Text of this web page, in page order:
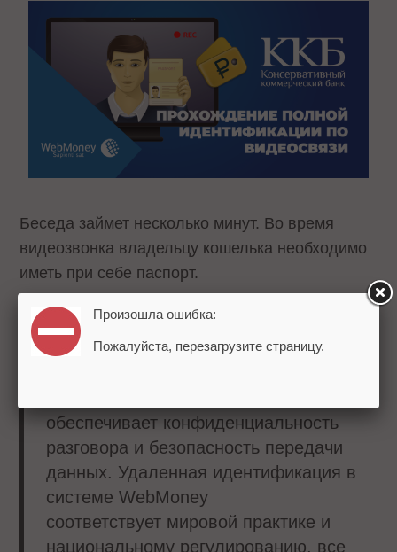
Беседа займет несколько минут. Во время
видеозвонка владельцу кошелька необходимо
иметь при себе паспорт.
В ходе видеозвонка обязательно
должны быть четко видны лицо и плечи
обеспечивает конфиденциальность
разговора и безопасность передачи
данных. Удаленная идентификация в
системе WebMoney
соответствует мировой практике и
национальному регулированию, все
Произошла ошибка:
Пожалуйста, перезагрузите страницу.